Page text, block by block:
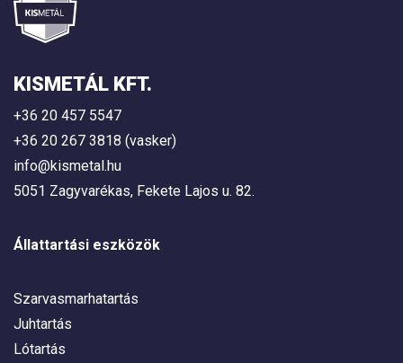
KISMETÁL KFT.
+36 20 457 5547
+36 20 267 3818 (vasker)
info@kismetal.hu
5051 Zagyvarékas, Fekete Lajos u. 82.
Állattartási eszközök
Szarvasmarhatartás
Juhtartás
Lótartás